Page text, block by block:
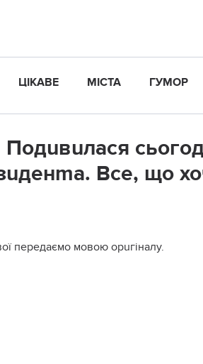
ЦІКАВЕ МІСТА ГУМОР
Все, що
передаємо мовою орuгіналу.